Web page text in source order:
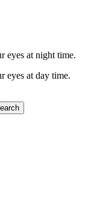
eyes at night time.
eyes at day time.